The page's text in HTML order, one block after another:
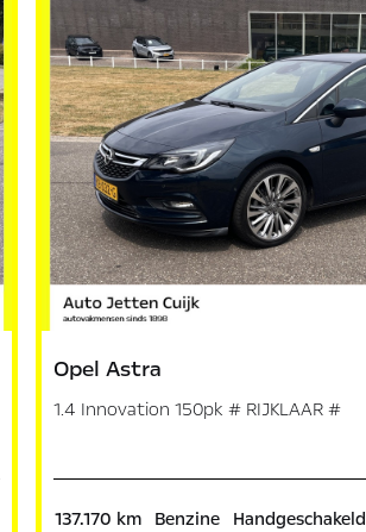
Opel Astra
1.4 Innovation 150pk # RIJKLAAR #
137.170 km Benzine Handgeschakeld